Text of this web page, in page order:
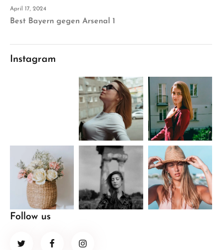
April 17, 2024
Best Bayern gegen Arsenal 1
Instagram
Follow us